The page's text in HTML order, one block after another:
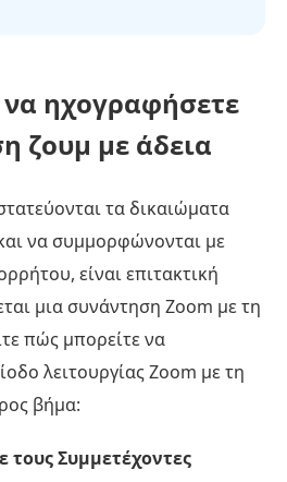
ηχογραφήσετε
ζουμ με άδεια
τα δικαιώματα
να συμμορφώνονται με
είναι επιτακτική
μια συνάντηση Zoom με τη
πώς μπορείτε να
λειτουργίας Zoom με τη
βήμα:
τους Συμμετέχοντες